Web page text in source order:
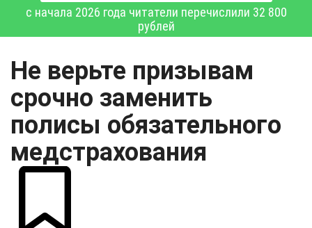
с начала 2026 года читатели перечислили 32 800
рублей
Не верьте призывам
срочно заменить
полисы обязательного
медстрахования